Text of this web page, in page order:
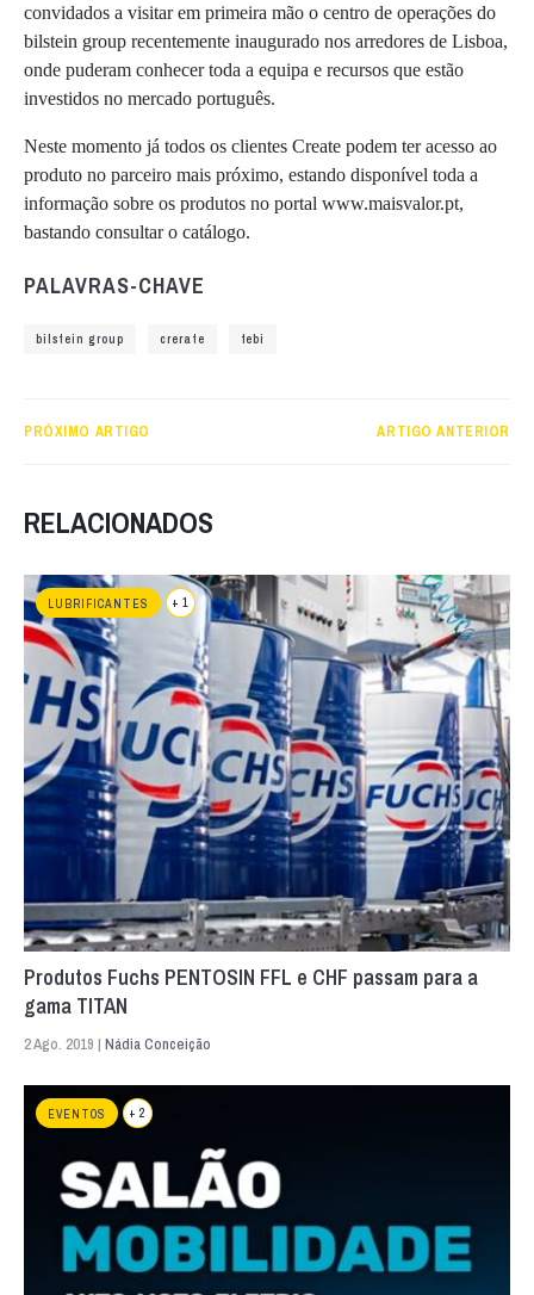
convidados a visitar em primeira mão o centro de operações do
bilstein group recentemente inaugurado nos arredores de Lisboa,
onde puderam conhecer toda a equipa e recursos que estão
investidos no mercado português.
Neste momento já todos os clientes Create podem ter acesso ao
produto no parceiro mais próximo, estando disponível toda a
informação sobre os produtos no portal www.maisvalor.pt,
bastando consultar o catálogo.
PALAVRAS-CHAVE
bilstein group crerate febi
PRÓXIMO ARTIGO ARTIGO ANTERIOR
RELACIONADOS
LUBRIFICANTES + 1
Produtos Fuchs PENTOSIN FFL e CHF passam para a
gama TITAN
2 Ago. 2019 | Nádia Conceição
EVENTOS + 2